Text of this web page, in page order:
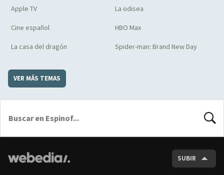
Apple TV La odisea
Cine español HBO Max
La casa del dragón Spider-man: Brand New Day
VER MÁS TEMAS
SUBIR